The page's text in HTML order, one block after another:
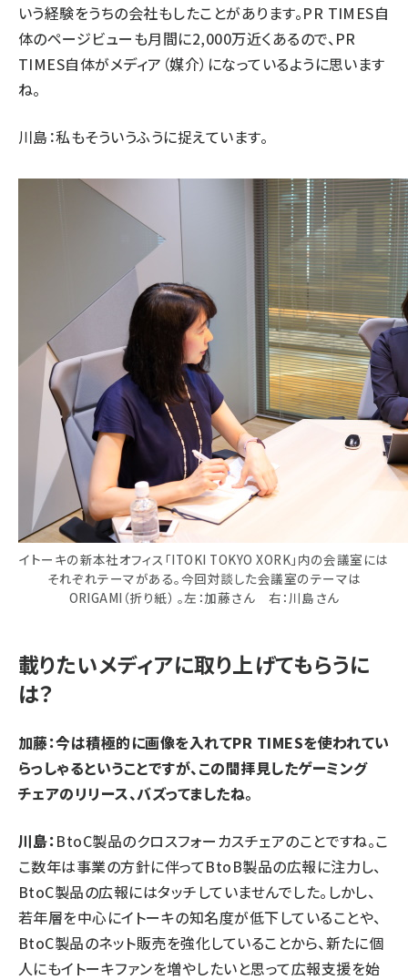
いう経験をうちの会社もしたことがあります。PR TIMES自
体のページビューも月間に2,000万近くあるので、PR
TIMES自体がメディア（媒介）になっているように思います
ね。
川島：私もそういうふうに捉えています。
イトーキの新本社オフィス「ITOKI TOKYO XORK」内の会議室には
それぞれテーマがある。今回対談した会議室のテーマは
ORIGAMI（折り紙） 。左：加藤さん 右：川島さん
載りたいメディアに取り上げてもらうに
は？
加藤：今は積極的に画像を入れてPR TIMESを使われてい
らっしゃるということですが、この間拝見したゲーミング
チェアのリリース、バズってましたね。
川島：BtoC製品のクロスフォーカスチェアのことですね。こ
こ数年は事業の方針に伴ってBtoB製品の広報に注力し、
BtoC製品の広報にはタッチしていませんでした。しかし、
若年層を中心にイトーキの知名度が低下していることや、
BtoC製品のネット販売を強化していることから、新たに個
人にもイトーキファンを増やしたいと思って広報支援を始